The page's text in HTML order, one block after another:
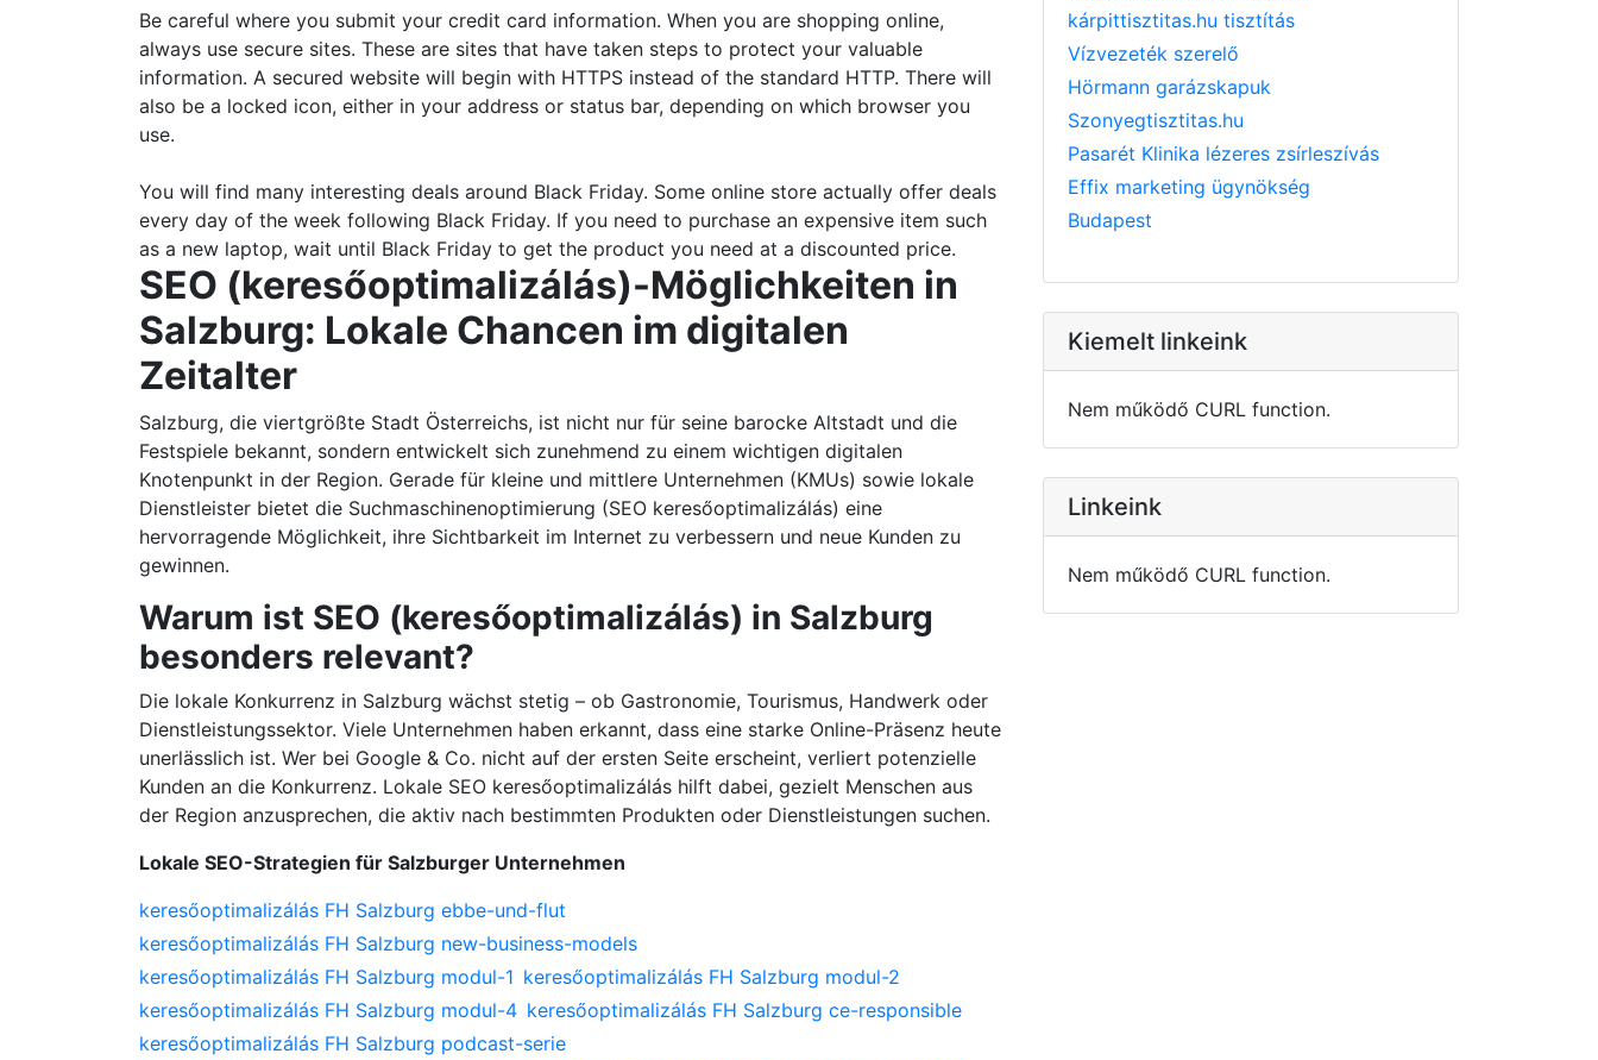
Be careful where you submit your credit card information. When you are shopping online,
always use secure sites. These are sites that have taken steps to protect your valuable
information. A secured website will begin with HTTPS instead of the standard HTTP. There will
also be a locked icon, either in your address or status bar, depending on which browser you
use.
You will find many interesting deals around Black Friday. Some online store actually offer deals
every day of the week following Black Friday. If you need to purchase an expensive item such
as a new laptop, wait until Black Friday to get the product you need at a discounted price.
SEO (keresőoptimalizálás)-Möglichkeiten in
Salzburg: Lokale Chancen im digitalen
Zeitalter
Salzburg, die viertgrößte Stadt Österreichs, ist nicht nur für seine barocke Altstadt und die
Festspiele bekannt, sondern entwickelt sich zunehmend zu einem wichtigen digitalen
Knotenpunkt in der Region. Gerade für kleine und mittlere Unternehmen (KMUs) sowie lokale
Dienstleister bietet die Suchmaschinenoptimierung (SEO keresőoptimalizálás) eine
hervorragende Möglichkeit, ihre Sichtbarkeit im Internet zu verbessern und neue Kunden zu
gewinnen.
Warum ist SEO (keresőoptimalizálás) in Salzburg
besonders relevant?
Die lokale Konkurrenz in Salzburg wächst stetig – ob Gastronomie, Tourismus, Handwerk oder
Dienstleistungssektor. Viele Unternehmen haben erkannt, dass eine starke Online-Präsenz heute
unerlässlich ist. Wer bei Google & Co. nicht auf der ersten Seite erscheint, verliert potenzielle
Kunden an die Konkurrenz. Lokale SEO keresőoptimalizálás hilft dabei, gezielt Menschen aus
der Region anzusprechen, die aktiv nach bestimmten Produkten oder Dienstleistungen suchen.
Lokale SEO-Strategien für Salzburger Unternehmen
keresőoptimalizálás FH Salzburg ebbe-und-flut
keresőoptimalizálás FH Salzburg new-business-models
keresőoptimalizálás FH Salzburg modul-1 keresőoptimalizálás FH Salzburg modul-2
keresőoptimalizálás FH Salzburg modul-4 keresőoptimalizálás FH Salzburg ce-responsible
keresőoptimalizálás FH Salzburg podcast-serie
kárpittisztitas.hu tisztítás
Vízvezeték szerelő
Hörmann garázskapuk
Szonyegtisztitas.hu
Pasarét Klinika lézeres zsírleszívás
Effix marketing ügynökség
Budapest
Kiemelt linkeink
Nem működő CURL function.
Linkeink
Nem működő CURL function.